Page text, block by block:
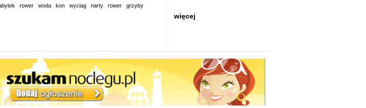
rower woda kon wyciag narty rower grzyby
więcej